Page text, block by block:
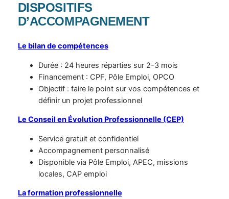
DISPOSITIFS
D’ACCOMPAGNEMENT
Le bilan de compétences
Durée : 24 heures réparties sur 2-3 mois
Financement : CPF, Pôle Emploi, OPCO
Objectif : faire le point sur vos compétences et
définir un projet professionnel
Le Conseil en Évolution Professionnelle (CEP)
Service gratuit et confidentiel
Accompagnement personnalisé
Disponible via Pôle Emploi, APEC, missions
locales, CAP emploi
La formation professionnelle